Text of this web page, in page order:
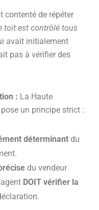
contenté de répéter
toit est contrôlé tous
avait initialement
pas à vérifier des
: La Haute
un principe strict :
déterminant du
du vendeur
DOIT vérifier la